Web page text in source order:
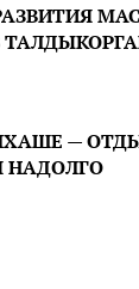
—
НАДОЛГО